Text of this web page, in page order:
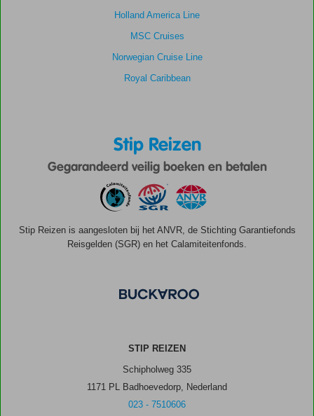
Holland America Line
MSC Cruises
Norwegian Cruise Line
Royal Caribbean
Stip Reizen
Gegarandeerd veilig boeken en betalen
Stip Reizen is aangesloten bij het ANVR, de Stichting Garantiefonds
Reisgelden (SGR) en het Calamiteitenfonds.
STIP REIZEN
Schipholweg 335
1171 PL Badhoevedorp, Nederland
023 - 7510606